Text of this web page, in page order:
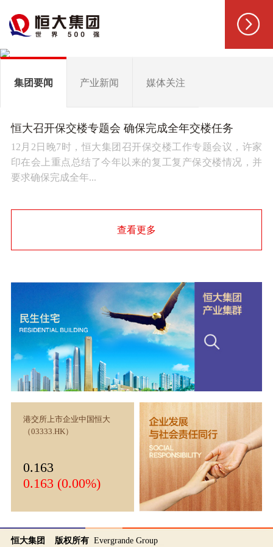
集团要闻 产业新闻 媒体关注
恒大召开保交楼专题会 确保完成全年交楼任务
12月2日晚7时，恒大集团召开保交楼工作专题会议，许家
印在会上重点总结了今年以来的复工复产保交楼情况，并
要求确保完成全年...
查看更多
港交所上市企业中国恒大
（03333.HK）
0.163
0.163 (0.00%)
恒大集团 版权所有Evergrande Group